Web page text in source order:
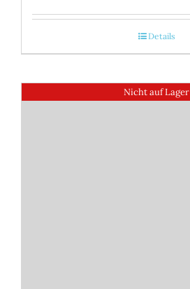
Details
Nicht auf Lager